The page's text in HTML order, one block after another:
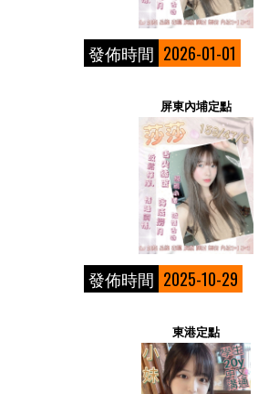
發佈時間 2026-01-01
屏東內埔定點
發佈時間 2025-10-29
東港定點